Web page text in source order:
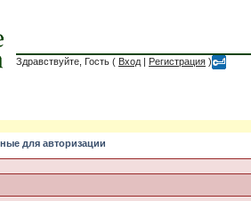
Здравствуйте, Гость ( Вход | Регистрация )
для авторизации